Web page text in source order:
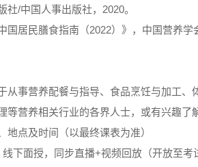
社/中国人事出版社，2020。
国居民膳食指南（2022）》，中国营养
从事营养配餐与指导、食品烹饪与加工、
等营养相关行业的各界人士，或有兴趣了
地点及时间（以最终课表为准）
线下面授，同步直播+视频回放（开放至考